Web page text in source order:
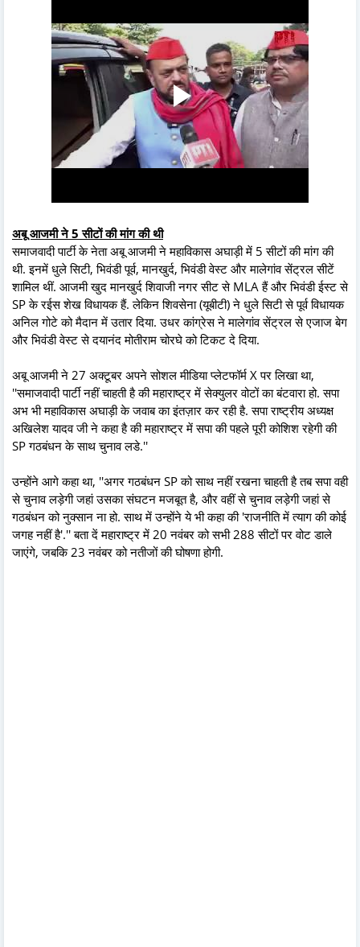
अबू आजमी ने 5 सीटों की मांग की थी
समाजवादी पार्टी के नेता अबू आजमी ने महाविकास अघाड़ी में 5 सीटों की मांग की
थी. इनमें धुले सिटी, भिवंडी पूर्व, मानखुर्द, भिवंडी वेस्ट और मालेगांव सेंट्रल सीटें
शामिल थीं. आजमी खुद मानखुर्द शिवाजी नगर सीट से MLA हैं और भिवंडी ईस्ट से
SP के रईस शेख विधायक हैं. लेकिन शिवसेना (यूबीटी) ने धुले सिटी से पूर्व विधायक
अनिल गोटे को मैदान में उतार दिया. उधर कांग्रेस ने मालेगांव सेंट्रल से एजाज बेग
और भिवंडी वेस्ट से दयानंद मोतीराम चोरघे को टिकट दे दिया.
अबू आजमी ने 27 अक्टूबर अपने सोशल मीडिया प्लेटफॉर्म X पर लिखा था,
''समाजवादी पार्टी नहीं चाहती है की महाराष्ट्र में सेक्युलर वोटों का बंटवारा हो. सपा
अभ भी महाविकास अघाड़ी के जवाब का इंतज़ार कर रही है. सपा राष्ट्रीय अध्यक्ष
अखिलेश यादव जी ने कहा है की महाराष्ट्र में सपा की पहले पूरी कोशिश रहेगी की
SP गठबंधन के साथ चुनाव लडे.''
उन्होंने आगे कहा था, ''अगर गठबंधन SP को साथ नहीं रखना चाहती है तब सपा वही
से चुनाव लड़ेगी जहां उसका संघटन मजबूत है, और वहीं से चुनाव लड़ेगी जहां से
गठबंधन को नुक्सान ना हो. साथ में उन्होंने ये भी कहा की 'राजनीति में त्याग की कोई
जगह नहीं है'.'' बता दें महाराष्ट्र में 20 नवंबर को सभी 288 सीटों पर वोट डाले
जाएंगे, जबकि 23 नवंबर को नतीजों की घोषणा होगी.